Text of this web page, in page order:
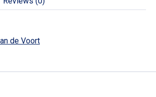
de Voort